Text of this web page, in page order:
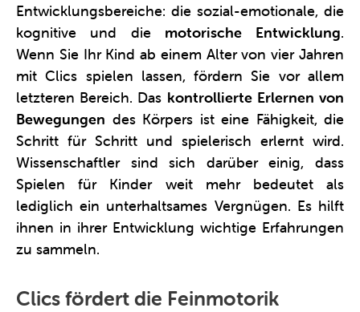
Entwicklungsbereiche: die sozial-emotionale, die
kognitive und die motorische Entwicklung.
Wenn Sie Ihr Kind ab einem Alter von vier Jahren
mit Clics spielen lassen, fördern Sie vor allem
letzteren Bereich. Das kontrollierte Erlernen von
Bewegungen des Körpers ist eine Fähigkeit, die
Schritt für Schritt und spielerisch erlernt wird.
Wissenschaftler sind sich darüber einig, dass
Spielen für Kinder weit mehr bedeutet als
lediglich ein unterhaltsames Vergnügen. Es hilft
ihnen in ihrer Entwicklung wichtige Erfahrungen
zu sammeln.
Clics fördert die Feinmotorik